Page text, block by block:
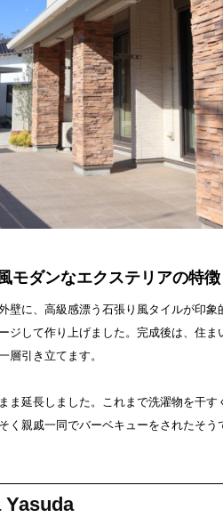
ダンなエクステリアの特徴
壁に、高級感漂う石張り風タイルが印
ジして作り上げました。完成後は、住
層引き立てます。
ま延長しました。これまで洗濯物を干
く親戚一同でバーベキューをされたそ
Yasuda